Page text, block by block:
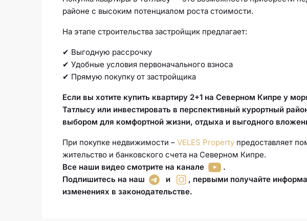
районе с высоким потенциалом роста стоимости.
На этапе строительства застройщик предлагает:
✔ Выгодную рассрочку
✔ Удобные условия первоначального взноса
✔ Прямую покупку от застройщика
Если вы хотите купить квартиру 2+1 на Северном Кипре у
Татлысу или инвестировать в перспективный курортный
выбором для комфортной жизни, отдыха и выгодного
При покупке недвижимости – VELES Property предоставляет
жительство и банковского счета на Северном Кипре.
Все наши видео смотрите на канале
.
Подпишитесь на наш
и , первыми получайте
изменениях в законодательстве.